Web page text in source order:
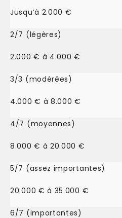
Jusqu’à 2.000 €
2/7 (légères)
2.000 € à 4.000 €
3/3 (modérées)
4.000 € à 8.000 €
4/7 (moyennes)
8.000 € à 20.000 €
5/7 (assez importantes)
20.000 € à 35.000 €
6/7 (importantes)